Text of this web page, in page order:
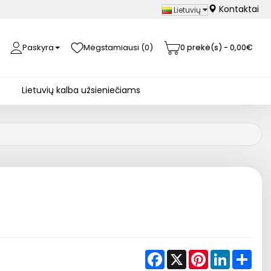
Lietuvių Kontaktai
Paskyra Mėgstamiausi (0) 0 prekė(s) - 0,00€
Lietuvių kalba užsieniečiams
Facebook
X PinterestLinkedIn